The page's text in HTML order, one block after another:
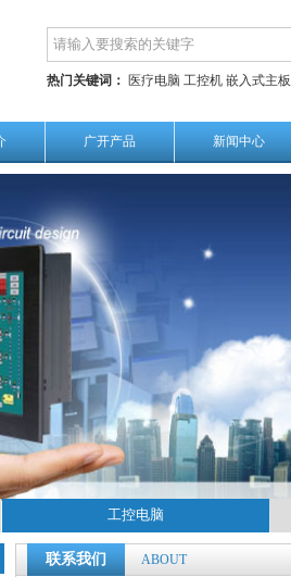
热门关键词： 医疗电脑 工控机 嵌入式主板
广开产品 新闻中心
工控电脑
联系我们 ABOUT